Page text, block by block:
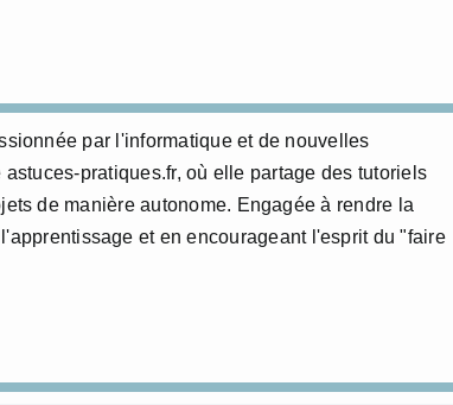
par l'informatique et de nouvelles
pratiques.fr, où elle partage des tutoriels
de manière autonome. Engagée à rendre la
et en encourageant l'esprit du "faire